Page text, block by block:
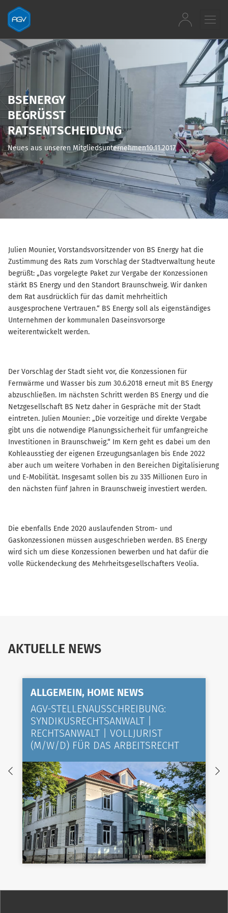
Zum Inhalt springen
BSENERGY
BEGRÜSST R
ATSENTSCHEIDUNG
Neues aus unseren Mitgliedsunternehmen10.11.2017
Julien Mounier, Vorstandsvorsitzender von BS Energy hat die
Zustimmung des Rats zum Vorschlag der Stadtverwaltung heute
begrüßt: „Das vorgelegte Paket zur Vergabe der Konzessionen
stärkt BS Energy und den Standort Braunschweig. Wir danken
dem Rat ausdrücklich für das damit mehrheitlich
ausgesprochene Vertrauen.“ BS Energy soll als eigenständiges
Unternehmen der kommunalen Daseinsvorsorge
weiterentwickelt werden.
Der Vorschlag der Stadt sieht vor, die Konzessionen für
Fernwärme und Wasser bis zum 30.6.2018 erneut mit BS Energy
abzuschließen. Im nächsten Schritt werden BS Energy und die
Netzgesellschaft BS Netz daher in Gespräche mit der Stadt
eintreten. Julien Mounier: „Die vorzeitige und direkte Vergabe
gibt uns die notwendige Planungssicherheit für umfangreiche
Investitionen in Braunschweig.“ Im Kern geht es dabei um den
Kohleausstieg der eigenen Erzeugungsanlagen bis Ende 2022
aber auch um weitere Vorhaben in den Bereichen Digitalisierung
und E-Mobilität. Insgesamt sollen bis zu 335 Millionen Euro in
den nächsten fünf Jahren in Braunschweig investiert werden.
Die ebenfalls Ende 2020 auslaufenden Strom- und
Gaskonzessionen müssen ausgeschrieben werden. BS Energy
wird sich um diese Konzessionen bewerben und hat dafür die
volle Rückendeckung des Mehrheitsgesellschafters Veolia.
AKTUELLE NEWS
ALLGEMEIN, HOME NEWS
AGV-STELLENAUSSCHREIBUNG:
SYNDIKUSRECHTSANWALT |
RECHTSANWALT | VOLLJURIST
(M/W/D) FÜR DAS ARBEITSRECHT